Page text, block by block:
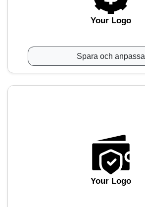
Your Logo
Spara och anpassa
Your Logo